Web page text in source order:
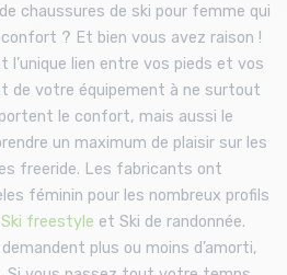
chaussures de ski pour femme qui
? Et bien vous avez raison !
l’unique lien entre vos pieds et vos
de votre équipement à ne surtout
le confort, mais aussi le
un maximum de plaisir sur les
freeride. Les fabricants ont
féminin pour les nombreux profils
Ski freestyle et Ski de randonnée.
plus ou moins d’amorti,